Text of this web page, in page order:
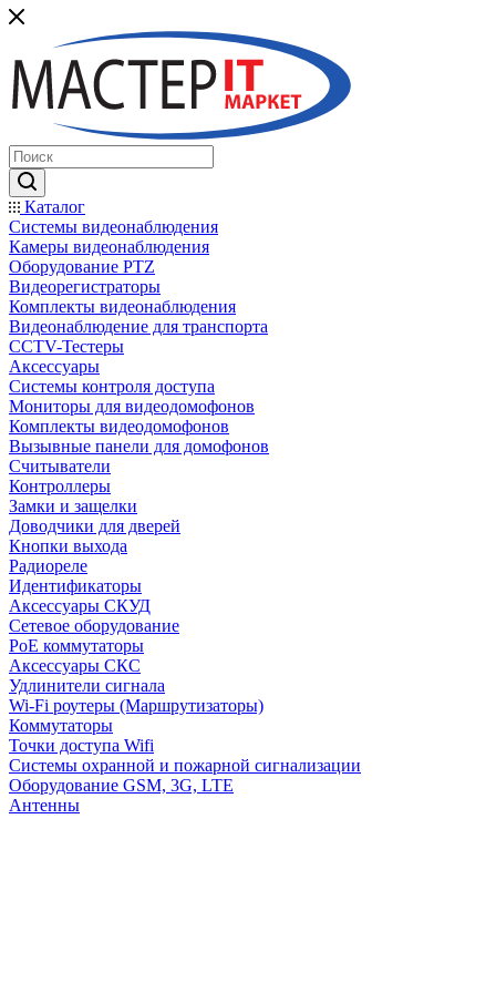
Каталог
Системы видеонаблюдения
Камеры видеонаблюдения
Оборудование PTZ
Видеорегистраторы
Комплекты видеонаблюдения
Видеонаблюдение для транспорта
CCTV-Тестеры
Аксессуары
Системы контроля доступа
Мониторы для видеодомофонов
Комплекты видеодомофонов
Вызывные панели для домофонов
Считыватели
Контроллеры
Замки и защелки
Доводчики для дверей
Кнопки выхода
Радиореле
Идентификаторы
Аксессуары СКУД
Сетевое оборудование
PoE коммутаторы
Аксессуары СКС
Удлинители сигнала
Wi-Fi роутеры (Маршрутизаторы)
Коммутаторы
Точки доступа Wifi
Системы охранной и пожарной сигнализации
Оборудование GSM, 3G, LTE
Антенны